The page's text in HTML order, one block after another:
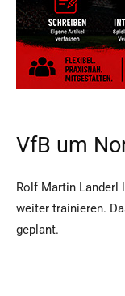
VfB um
Rolf Martin Landerl
weiter trainieren.
geplant.